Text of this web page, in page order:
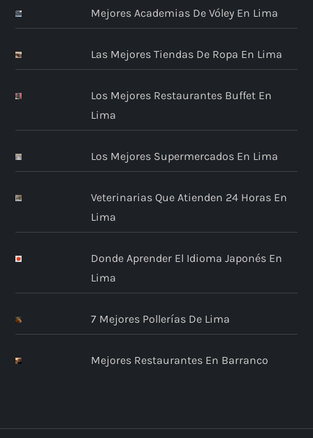
n
d
n
a
Mejores Academias De Vóley En Lima
Las Mejores Tiendas De Ropa En Lima
Los Mejores Restaurantes Buffet En
Lima
Los Mejores Supermercados En Lima
Veterinarias Que Atienden 24 Horas En
Lima
Donde Aprender El Idioma Japonés En
Lima
7 Mejores Pollerías De Lima
Mejores Restaurantes En Barranco